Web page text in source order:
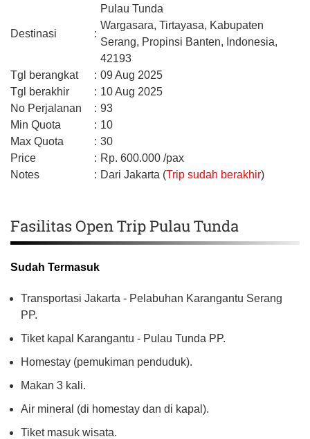
Destinasi :
Pulau Tunda
Wargasara, Tirtayasa, Kabupaten
Serang, Propinsi Banten, Indonesia,
42193
Tgl berangkat
: 09 Aug 2025
Tgl berakhir
: 10 Aug 2025
No Perjalanan
: 93
Min Quota
: 10
Max Quota
: 30
Price
: Rp. 600.000 /pax
Notes
: Dari Jakarta (Trip sudah berakhir)
Fasilitas Open Trip Pulau Tunda
Sudah Termasuk
Transportasi Jakarta - Pelabuhan Karangantu Serang
PP.
Tiket kapal Karangantu - Pulau Tunda PP.
Homestay (pemukiman penduduk).
Makan 3 kali.
Air mineral (di homestay dan di kapal).
Tiket masuk wisata.